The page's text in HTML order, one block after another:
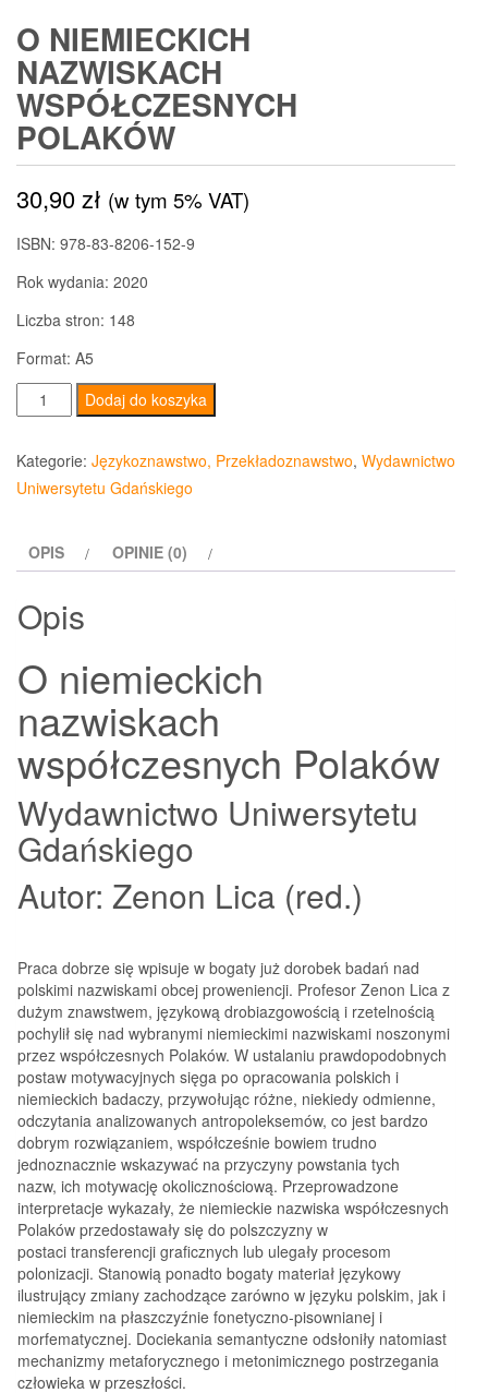
O NIEMIECKICH
NAZWISKACH
WSPÓŁCZESNYCH
POLAKÓW
30,90zł (w tym 5% VAT)
ISBN: 978-83-8206-152-9
Rok wydania: 2020
Liczba stron: 148
Format: A5
ilość
O
niemieckich
nazwiskach
współczesnych
Dodaj do koszyka
Kategorie: Językoznawstwo, Przekładoznawstwo, Wydawnictwo
Uniwersytetu Gdańskiego
OPIS OPINIE (0)
Opis
O niemieckich
nazwiskach
współczesnych Polaków
Wydawnictwo Uniwersytetu
Gdańskiego
Autor: Zenon Lica (red.)
Praca dobrze się wpisuje w bogaty już dorobek badań nad
polskimi nazwiskami obcej proweniencji. Profesor Zenon Lica z
dużym znawstwem, językową drobiazgowością i rzetelnością
pochylił się nad wybranymi niemieckimi nazwiskami noszonymi
przez współczesnych Polaków. W ustalaniu prawdopodobnych
postaw motywacyjnych sięga po opracowania polskich i
niemieckich badaczy, przywołując różne, niekiedy odmienne,
odczytania analizowanych antropoleksemów, co jest bardzo
dobrym rozwiązaniem, współcześnie bowiem trudno
jednoznacznie wskazywać na przyczyny powstania tych
nazw, ich motywację okolicznościową. Przeprowadzone
interpretacje wykazały, że niemieckie nazwiska współczesnych
Polaków przedostawały się do polszczyzny w
postaci transferencji graficznych lub ulegały procesom
polonizacji. Stanowią ponadto bogaty materiał językowy
ilustrujący zmiany zachodzące zarówno w języku polskim, jak i
niemieckim na płaszczyźnie fonetyczno-pisownianej i
morfematycznej. Dociekania semantyczne odsłoniły natomiast
mechanizmy metaforycznego i metonimicznego postrzegania
człowieka w przeszłości.